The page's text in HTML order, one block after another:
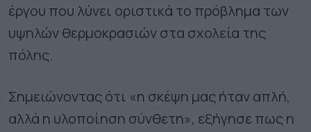
έργου που λύνει οριστικά το πρόβλημα των
υψηλών θερμοκρασιών στα σχολεία της
πόλης.
Σημειώνοντας ότι «η σκέψη μας ήταν απλή,
αλλά η υλοποίηση σύνθετη», εξήγησε πως η